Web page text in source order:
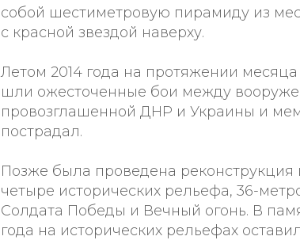
собой шестиметровую пирамиду из
с красной звездой наверху.
Летом 2014 года на протяжении
шли ожесточенные бои между
провозглашенной ДНР и Украины и
пострадал.
Позже была проведена реконструкция
четыре исторических рельефа, 36-
Солдата Победы и Вечный огонь. В
года на исторических рельефах